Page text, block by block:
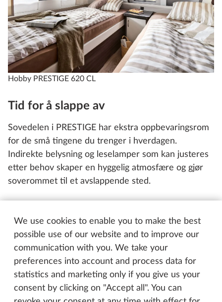
We use cookies to enable you to make the best
possible use of our website and to improve our
communication with you. We take your
preferences into account and process data for
statistics and marketing only if you give us your
consent by clicking on "Accept all". You can
Hobby PRESTIGE 620 CL
Tid for å slappe av
Sovedelen i PRESTIGE har ekstra oppbevaringsrom
for de små tingene du trenger i hverdagen.
Indirekte belysning og leselamper som kan justeres
etter behov skaper en hyggelig atmosfære og gjør
soverommet til et avslappende sted.